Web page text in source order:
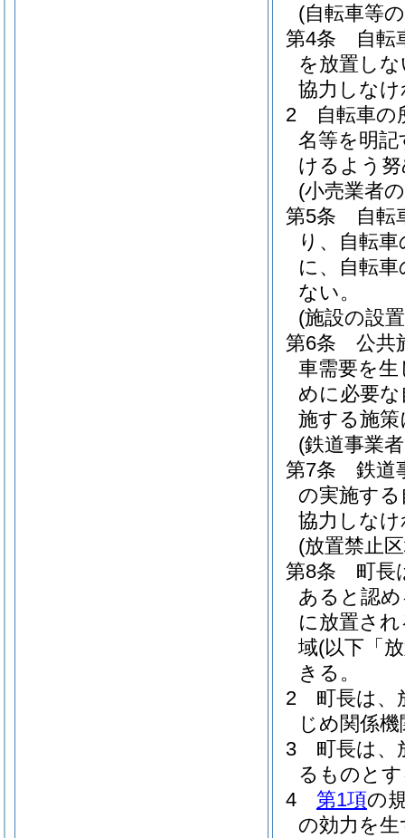
(自転車等
第4条
自転
を放置し
協力しな
2
自転車の
名等を明
けるよう
(小売業者
第5条
自転
り、自転
に、自転
ない。
(施設の設
第6条
公共
車需要を
めに必要
施する施
(鉄道事業
第7条
鉄道
の実施す
協力しな
(放置禁止
第8条
町長
あると認
に放置さ
域(以下「
きる。
2
町長は、
じめ関係
3
町長は、
るものと
4
第1項の
の効力を